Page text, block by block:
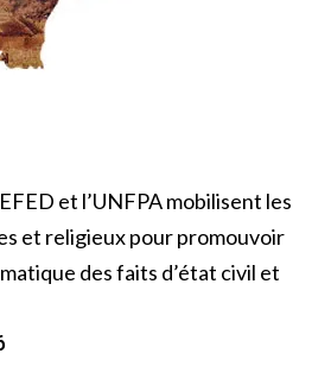
et l’UNFPA mobilisent les
et religieux pour promouvoir
des faits d’état civil et